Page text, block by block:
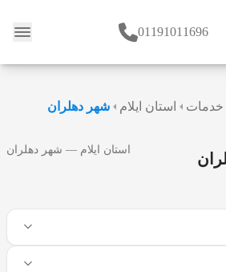
وبلاگ 01191011696
خدمات استان ایلام شهر دهلران
استان ایلام — شهر دهلران